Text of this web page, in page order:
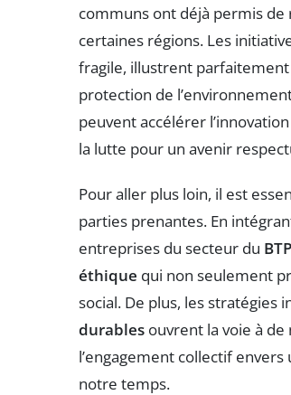
communs ont déjà permis de
certaines régions. Les
fragile, illustrent
protection de
peuvent accélérer
la lutte pour un avenir
Pour aller plus loin, il est
parties prenantes. En
entreprises du secteur du BTP
éthique qui non seulement
social. De plus, les stratégies
durables ouvrent la voie à
l’engagement collectif envers
notre temps.